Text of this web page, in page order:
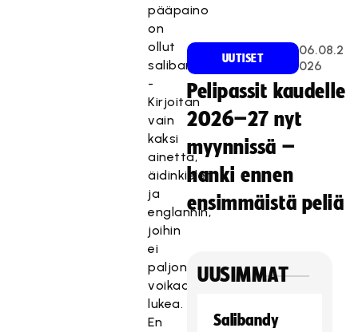
pääpaino
on
ollut
salibandyssä.
-
Kirjoitan
vain
kaksi
ainetta,
äidinkielen
ja
englannin,
joihin
ei
paljon
voikaan
lukea.
En
UUTISET
06.08.2
026
Pelipassit kaudelle
2026–27 nyt
myynnissä –
hanki ennen
ensimmäistä peliä
UUSIMMAT
Salibandy